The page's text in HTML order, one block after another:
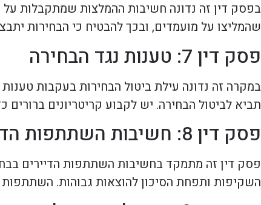
בפסק דין זה נדונה חשיבות ההמלצות שמתקבלות על
שהמליצו על מועמדים, ובכך להבטיח כי הבחירות
פסק דין 7: טענות נגד הבחירה
במקרה זה נדונה עילת ביטול הבחירות בעקבות
תביא לביטול הבחירה. יש לקבוע קריטריונים ברורים
פסק דין 8: חשיבות השתתפות הדיירים
פסק דין זה מתמקד בחשיבות השתתפות הדיירים
השקיפות ותפחת הסיכון להוצאות גבוהות. השתתפות